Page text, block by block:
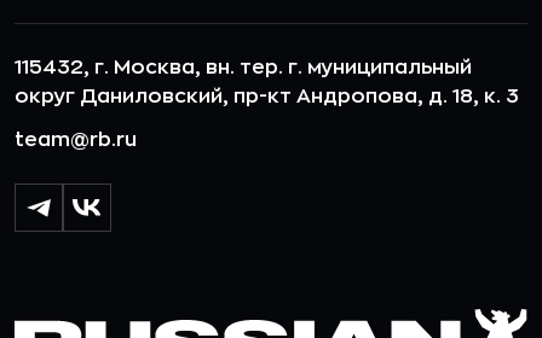
115432, г. Москва, вн. тер. г. муниципальный
округ Даниловский, пр-кт Андропова, д. 18, к. 3
team@rb.ru